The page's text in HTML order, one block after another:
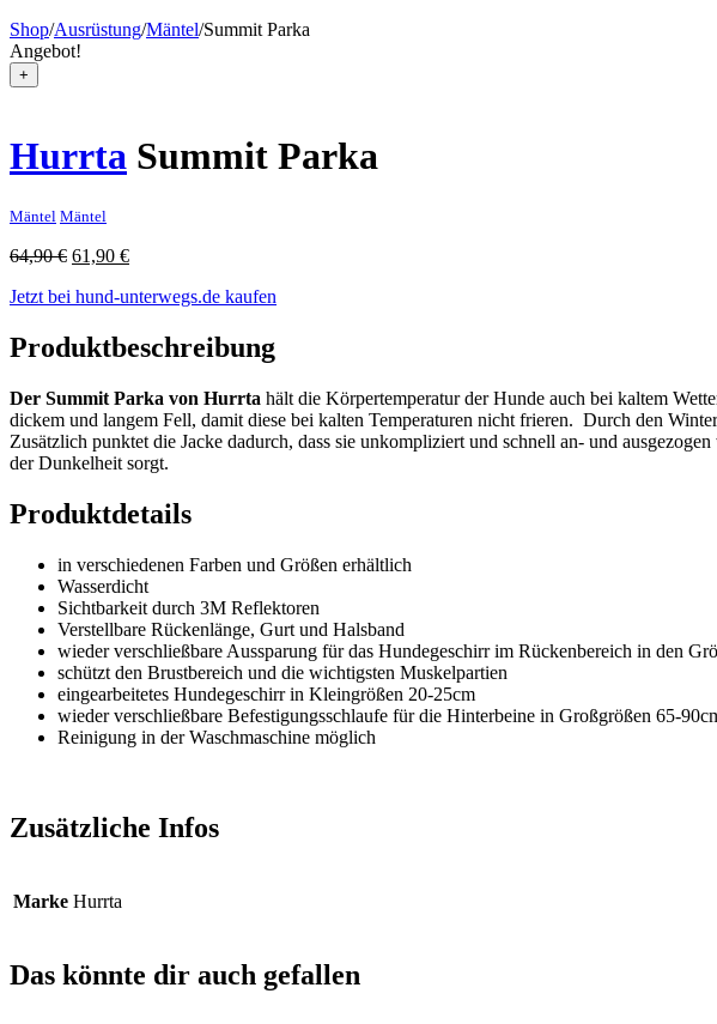
Shop/Ausrüstung/Mäntel/Summit Parka
Angebot!
+
Hurrta Summit Parka
Mäntel Mäntel
64,90€ Ursprünglicher
war:
61,90 €Aktueller
ist:
Jetzt bei hund-unterwegs.de kaufen
Produktbeschreibung
Der Summit Parka von Hurrta hält die Körpertemperatur der Hunde auch bei kaltem
dickem und langem Fell, damit diese bei kalten Temperaturen nicht frieren. Durch den
Zusätzlich punktet die Jacke dadurch, dass sie unkompliziert und schnell an- und
der Dunkelheit sorgt.
Produktdetails
in verschiedenen Farben und Größen erhältlich
Wasserdicht
Sichtbarkeit durch 3M Reflektoren
Verstellbare Rückenlänge, Gurt und Halsband
wieder verschließbare Aussparung für das Hundegeschirr im Rückenbereich in den
schützt den Brustbereich und die wichtigsten Muskelpartien
eingearbeitetes Hundegeschirr in Kleingrößen 20-25cm
wieder verschließbare Befestigungsschlaufe für die Hinterbeine in Großgrößen 65-
Reinigung in der Waschmaschine möglich
Zusätzliche Infos
Marke Hurrta
Das könnte dir auch gefallen